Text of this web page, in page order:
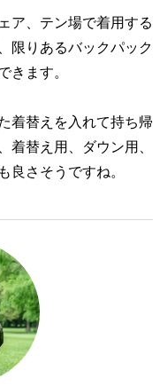
ア、テン場で着用する
限りあるバックパック
ます。
着替えを入れて持ち帰
替え用、ダウン用、
さそうですね。